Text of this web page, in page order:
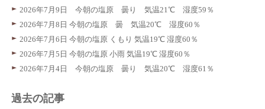
2026年7月9日 今朝の塩原 曇り 気温21℃ 湿度59％
2026年7月8日 今朝の塩原 曇 気温20℃ 湿度60％
2026年7月6日 今朝の塩原 くもり 気温19℃ 湿度60％
2026年7月5日 今朝の塩原 小雨 気温19℃ 湿度60％
2026年7月4日 今朝の塩原 曇り 気温20℃ 湿度61％
過去の記事